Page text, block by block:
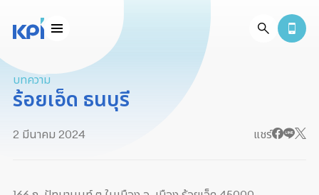
บทความ
ร้อยเอ็ด ธนบุรี
2 มีนาคม 2024 แชร์